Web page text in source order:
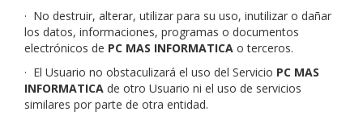
· No destruir, alterar, utilizar para su uso, inutilizar o dañar
los datos, informaciones, programas o documentos
electrónicos de PC MAS INFORMATICA o terceros.
· El Usuario no obstaculizará el uso del Servicio PC MAS
INFORMATICA de otro Usuario ni el uso de servicios
similares por parte de otra entidad.